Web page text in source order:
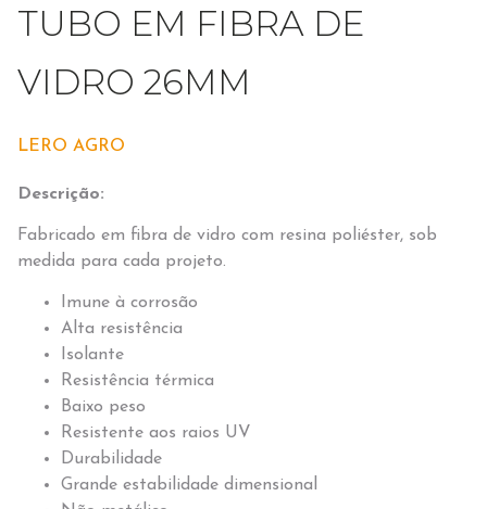
TUBO EM FIBRA DE
VIDRO 26MM
LERO AGRO
Descrição:
Fabricado em fibra de vidro com resina poliéster, sob
medida para cada projeto.
Imune à corrosão
Alta resistência
Isolante
Resistência térmica
Baixo peso
Resistente aos raios UV
Durabilidade
Grande estabilidade dimensional